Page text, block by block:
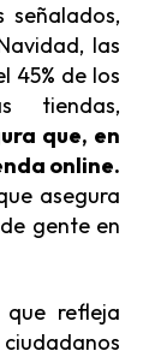
señalados,
las
45% de los
tiendas,
que, en
online.
asegura
gente en
refleja